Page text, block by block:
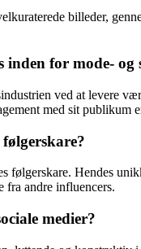
billeder,
for mode- og
ved at levere
med sit publikum
følgerskare. Hendes
fra andre influencers.
medier?